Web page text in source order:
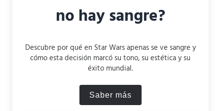
no hay sangre?
Descubre por qué en Star Wars apenas se ve sangre y
cómo esta decisión marcó su tono, su estética y su
éxito mundial.
Saber más¿Por qué en Star Wars no